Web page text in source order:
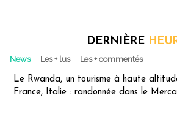
DERNIÈRE
News Les + lus Les + commentés
Le Rwanda, un tourisme à haute
France, Italie : randonnée dans le